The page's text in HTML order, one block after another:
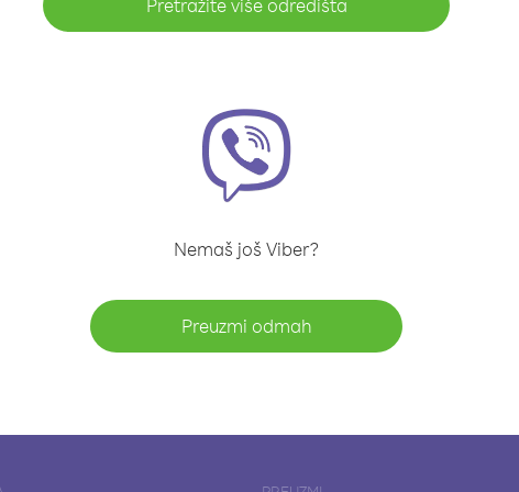
Pretražite više odredišta
Nemaš još Viber?
Preuzmi odmah